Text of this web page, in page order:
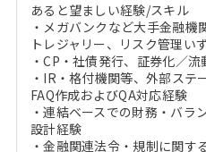
あると望ましい経験/スキル
・メガバンクなど大手金融機
トレジャリー、リスク管理い
・CP・社債発行、証券化／
・IR・格付機関等、外部ステ
FAQ作成およびQA対応経験
・連結ベースでの財務・バラ
設計経験
・金融関連法令・規制に関す